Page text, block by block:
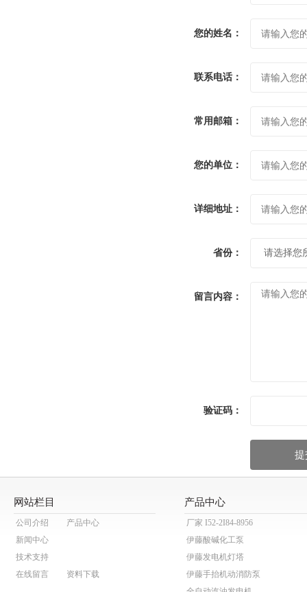
您的姓名：
联系电话：
常用邮箱：
您的单位：
详细地址：
省份：
留言内容：
验证码：
网站栏目
公司介绍
产品中心
新闻中心
技术支持
在线留言
资料下载
产品中心
厂家 I52-2I84-8956
伊藤酸碱化工泵
伊藤发电机灯塔
伊藤手抬机动消防泵